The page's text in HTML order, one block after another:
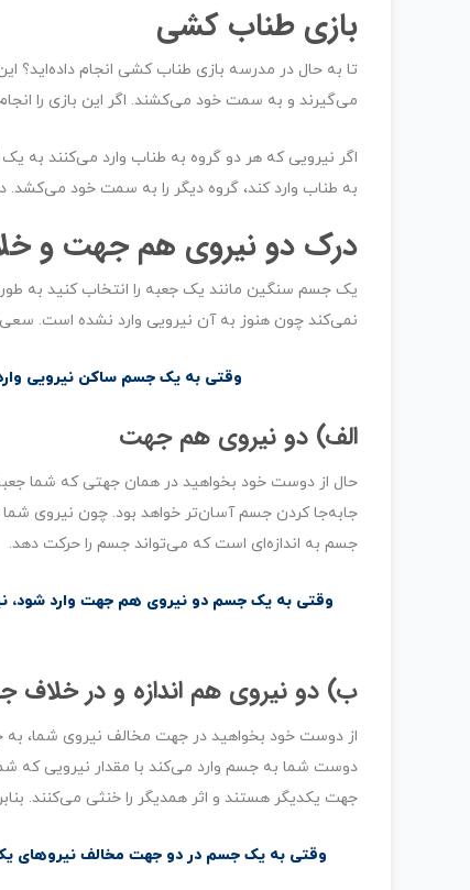
بازی طناب کشی
تا به حال در مدرسه بازی طناب کشی انجام داده‌اید؟
می‌گیرند و به سمت خود می‌کشند. اگر این بازی را
اگر نیرویی که هر دو گروه به طناب وارد می‌کنند به
به طناب وارد کند، گروه دیگر را به سمت خود
درک دو نیروی هم جهت و
یک جسم سنگین مانند یک جعبه را انتخاب کنید به
نمی‌کند چون هنوز به آن نیرویی وارد نشده است. سعی
وقتی به یک جسم ساکن نیرویی
الف) دو نیروی هم جهت
حال از دوست خود بخواهید در همان جهتی که شما
جابه‌جا کردن جسم آسان‌تر خواهد بود. چون نیروی شما
جسم به اندازه‌ای است که می‌تواند جسم را حرکت دهد.
وقتی به یک جسم دو نیروی هم جهت وارد شود،
ب) دو نیروی هم اندازه و در خلاف
از دوست خود بخواهید در جهت مخالف نیروی شما، به
دوست شما به جسم وارد می‌کند با مقدار نیرویی که
جهت یکدیگر هستند و اثر همدیگر را خنثی می‌کنند.
وقتی به یک جسم در دو جهت مخالف نیروهای